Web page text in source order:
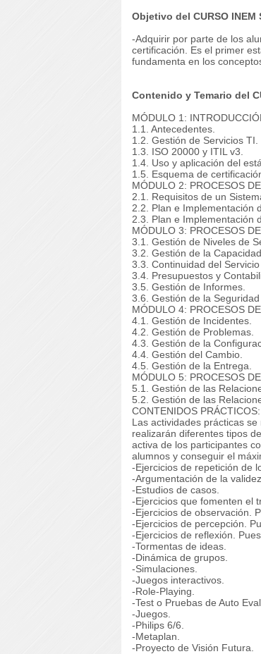
Objetivo del CURSO INEM
-Adquirir por parte de los
certificación. Es el primer
fundamenta en los
Contenido y Temario del
MÓDULO 1:
1.1. Antecedentes.
1.2. Gestión de Servicios TI.
1.3. ISO 20000 y ITIL v3.
1.4. Uso y aplicación del
1.5. Esquema de
MÓDULO 2: PROCESOS
2.1. Requisitos de un
2.2. Plan e Implementación
2.3. Plan e Implementación
MÓDULO 3: PROCESOS
3.1. Gestión de Niveles de
3.2. Gestión de la Capacidad.
3.3. Continuidad del
3.4. Presupuestos y
3.5. Gestión de Informes.
3.6. Gestión de la
MÓDULO 4: PROCESOS
4.1. Gestión de Incidentes.
4.2. Gestión de Problemas.
4.3. Gestión de la
4.4. Gestión del Cambio.
4.5. Gestión de la Entrega.
MÓDULO 5: PROCESOS
5.1. Gestión de las
5.2. Gestión de las
CONTENIDOS PRÁCTICOS:
Las actividades prácticas
realizarán diferentes tipos
activa de los participantes
alumnos y conseguir el
-Ejercicios de repetición de
-Argumentación de la
-Estudios de casos.
-Ejercicios que fomenten el
-Ejercicios de observación.
-Ejercicios de percepción.
-Ejercicios de reflexión.
-Tormentas de ideas.
-Dinámica de grupos.
-Simulaciones.
-Juegos interactivos.
-Role-Playing.
-Test o Pruebas de Auto
-Juegos.
-Philips 6/6.
-Metaplan.
-Proyecto de Visión Futura.